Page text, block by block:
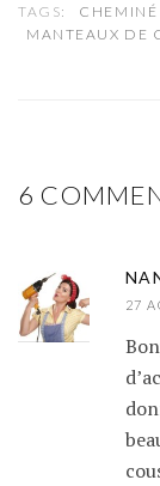
TAGS: CHEMINÉ
MANTEAUX DE
6
27